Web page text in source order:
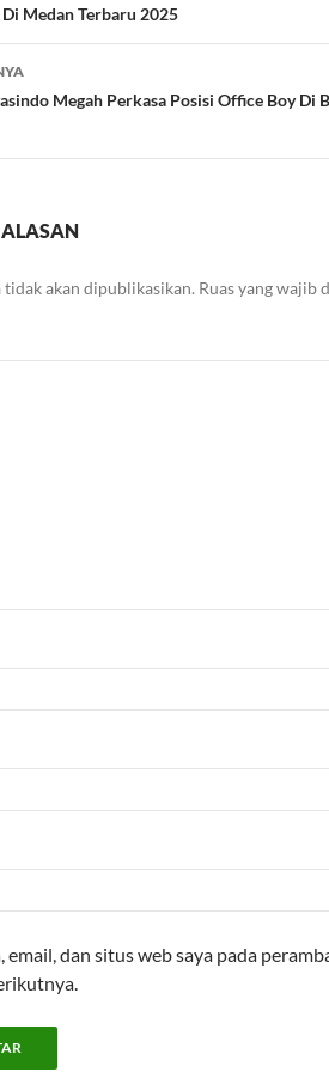
Medan Terbaru 2025
Megah Perkasa Posisi Office Boy Di
akan dipublikasikan. Ruas yang wajib
email, dan situs web saya pada